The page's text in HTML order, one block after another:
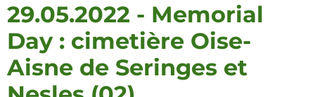
29.05.2022 - Memorial
Day : cimetière Oise-
Aisne de Seringes et